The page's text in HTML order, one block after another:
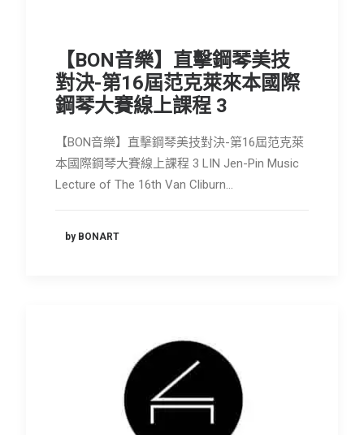
【BON音樂】直擊鋼琴美技
對決-第16屆范克萊來本國際
鋼琴大賽線上課程 3
【BON音樂】直擊鋼琴美技對決-第16屆范克萊
本國際鋼琴大賽線上課程 3 LIN Jen-Pin Music
Lecture of The 16th Van Cliburn…
by BONART